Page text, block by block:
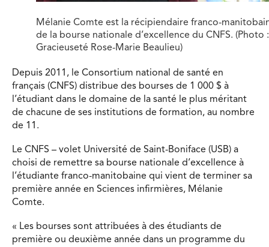
Mélanie Comte est la récipiendaire franco-
de la bourse nationale d’excellence du CNFS. (Photo :
Gracieuseté Rose-Marie Beaulieu)
Depuis 2011, le Consortium national de santé en
français (CNFS) distribue des bourses de 1 000 $ à
l’étudiant dans le domaine de la santé le plus méritant
de chacune de ses institutions de formation, au nombre
de 11.
Le CNFS – volet Université de Saint-Boniface (USB) a
choisi de remettre sa bourse nationale d’excellence à
l’étudiante franco-manitobaine qui vient de terminer sa
première année en Sciences infirmières, Mélanie
Comte.
« Les bourses sont attribuées à des étudiants de
première ou deuxième année dans un programme du